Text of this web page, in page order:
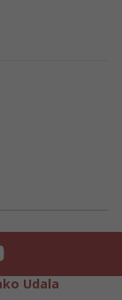
Youtube
Udala